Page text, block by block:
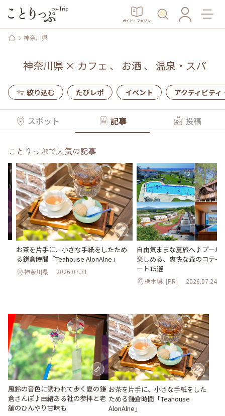
ガイド・マガジン
神奈川県
神奈川県 × カフェ 、 お酒 、 温泉・スパ
絞り込む たびレポ イベント アクティビティ
スポット 記事 投稿
ことりっぷで人気の記事
お茶を片手に、小さな手紙をしたため
る鎌倉時間「Teahouse AlonAlne」
神奈川県 2026.07.31
自由気ままな夏旅へ♪プール
楽しめる、爽快な森のコテー
ート15選
栃木県 [PR] 2026.07.24
風鈴の音色に誘われて歩く夏の鎌
倉さんぽ♪由緒ある社の参拝と老
舗のひんやり甘味も
お茶を片手に、小さな手紙をした
ためる鎌倉時間「Teahouse
AlonAlne」